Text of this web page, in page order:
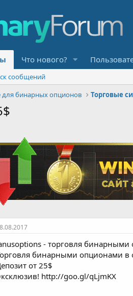
Что нового?
сообщений
для бинарных опционов Торговые
- торговля
бинарными опционами в
от 25$
http://goo.gl/qLjmKX